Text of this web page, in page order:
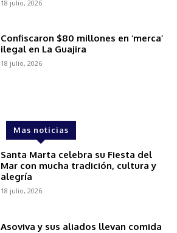
18 julio, 2026
Confiscaron $80 millones en ‘merca’
ilegal en La Guajira
18 julio, 2026
Mas noticias
Santa Marta celebra su Fiesta del
Mar con mucha tradición, cultura y
alegría
18 julio, 2026
Asoviva y sus aliados llevan comida